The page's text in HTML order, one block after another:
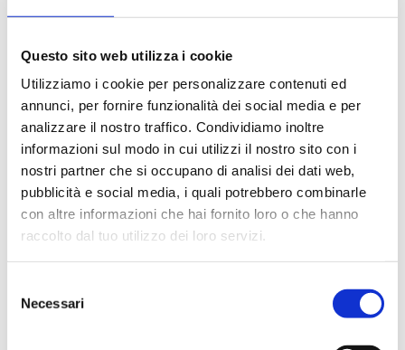
Questo sito web utilizza i cookie
Utilizziamo i cookie per personalizzare contenuti ed
annunci, per fornire funzionalità dei social media e per
analizzare il nostro traffico. Condividiamo inoltre
informazioni sul modo in cui utilizzi il nostro sito con i
nostri partner che si occupano di analisi dei dati web,
pubblicità e social media, i quali potrebbero combinarle
con altre informazioni che hai fornito loro o che hanno
raccolto dal tuo utilizzo dei loro servizi.
delNecessari
Beschreibung
Dokumentation
Zubehör
Alternativprodukte